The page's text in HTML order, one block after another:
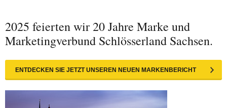
2025 feierten wir 20 Jahre Marke und
Marketingverbund Schlösserland Sachsen.
ENTDECKEN SIE JETZT UNSEREN NEUEN MARKENBERICHT